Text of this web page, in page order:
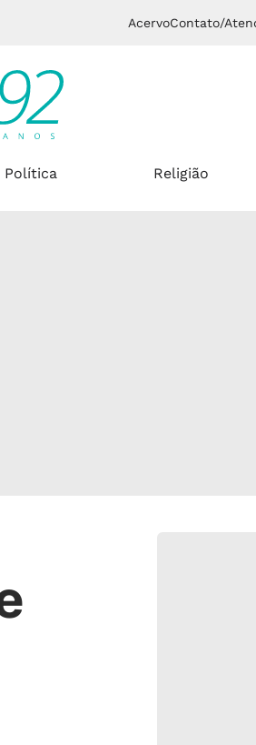
AcervoContato/
Política Religião